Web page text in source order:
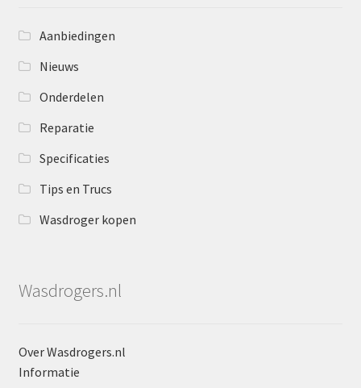
Aanbiedingen
Nieuws
Onderdelen
Reparatie
Specificaties
Tips en Trucs
Wasdroger kopen
Wasdrogers.nl
Over Wasdrogers.nl
Informatie